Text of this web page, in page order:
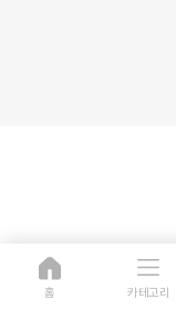
홈 카테고리